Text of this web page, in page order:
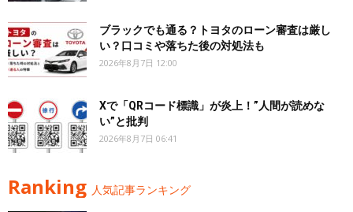
ブラックでも通る？トヨタのローン審査は厳し
い？口コミや落ちた後の対処法も
2026年8月7日 12:00
Xで「QRコード標識」が炎上！”人間が読めな
い”と批判
2026年8月7日 06:41
Ranking 人気記事ランキング